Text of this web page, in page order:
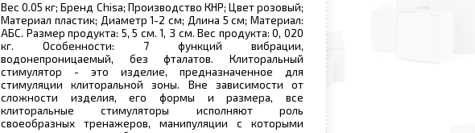
Вес 0.05 кг; Бренд Chisa; Производство КНР; Цвет розовый;
Материал пластик; Диаметр 1-2 см; Длина 5 см; Материал:
АБС. Размер продукта: 5, 5 см. 1, 3 см. Вес продукта: 0, 020
кг. Особенности: 7 функций вибрации,
водонепроницаемый, без фталатов. Клиторальный
стимулятор - это изделие, предназначенное для
стимуляции клиторальной зоны. Вне зависимости от
сложности изделия, его формы и размера, все
клиторальные стимуляторы исполняют роль
своеобразных тренажеров, манипуляции с которыми